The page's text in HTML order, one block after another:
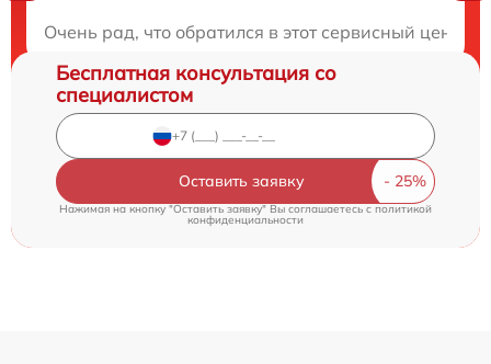
Очень рад, что обратился в этот сервисный
Бесплатная консультация со
специалистом
Оставить заявку
Нажимая на кнопку "Оставить заявку" Вы соглашаетесь cполитикой
конфиденциальности